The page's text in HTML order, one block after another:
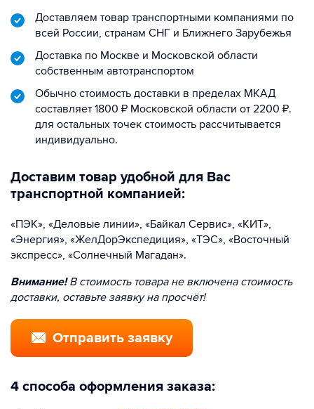
Доставляем товар транспортными компаниями по
всей России, странам СНГ и Ближнего Зарубежья
Доставка по Москве и Московской области
собственным автотранспортом
Обычно стоимость доставки в пределах МКАД
составляет 1800 ₽ Московской области от 2200 ₽.
для остальных точек стоимость рассчитывается
индивидуально.
Доставим товар удобной для Вас
транспортной компанией:
«ПЭК», «Деловые линии», «Байкал Сервис», «КИТ»,
«Энергия», «ЖелДорЭкспедиция», «ТЭС», «Восточный
экспресс», «Солнечный Магадан».
Внимание!В стоимость товара не включена стоимость
доставки, оставьте заявку на просчёт!
Отправить заявку
4 способа оформления заказа: